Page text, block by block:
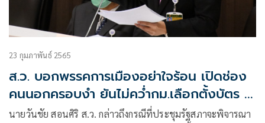
23 กุมภาพันธ์ 2565
ส.ว. บอกพรรคการเมืองอย่าใจร้อน เปิดช่อง
คนนอกครอบงำ ยันไม่คว่ำกม.เลือกตั้งบัตร 2
ใบ
นายวันชัย สอนศิริ ส.ว. กล่าวถึงกรณีที่ประชุมรัฐสภาจะพิจารณา